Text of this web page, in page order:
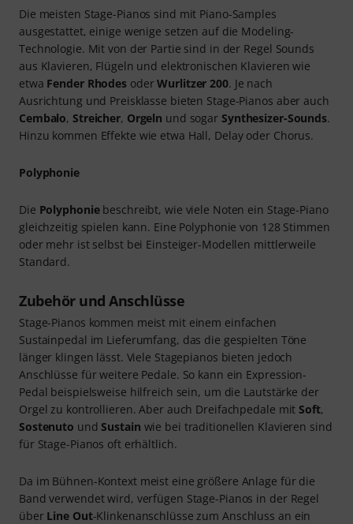
Die meisten Stage-Pianos sind mit Piano-Samples
ausgestattet, einige wenige setzen auf die Modeling-
Technologie. Mit von der Partie sind in der Regel Sounds
aus Klavieren, Flügeln und elektronischen Klavieren wie
etwa Fender Rhodes oderWurlitzer 200. Je nach
Ausrichtung und Preisklasse bieten Stage-Pianos aber auch
Cembalo, Streicher, Orgeln und sogar Synthesizer-Sounds.
Hinzu kommen Effekte wie etwa Hall, Delay oder Chorus.
Polyphonie
Die Polyphoniebeschreibt, wie viele Noten ein Stage-Piano
gleichzeitig spielen kann. Eine Polyphonie von 128 Stimmen
oder mehr ist selbst bei Einsteiger-Modellen mittlerweile
Standard.
Zubehör und Anschlüsse
Stage-Pianos kommen meist mit einem einfachen
Sustainpedal im Lieferumfang, das die gespielten Töne
länger klingen lässt. Viele Stagepianos bieten jedoch
Anschlüsse für weitere Pedale. So kann ein Expression-
Pedal beispielsweise hilfreich sein, um die Lautstärke der
Orgel zu kontrollieren. Aber auch Dreifachpedale mitSoft,
Sostenuto undSustain wie bei traditionellen Klavieren sind
für Stage-Pianos oft erhältlich.
Da im Bühnen-Kontext meist eine größere Anlage für die
Band verwendet wird, verfügen Stage-Pianos in der Regel
über Line Out-Klinkenanschlüsse zum Anschluss an ein